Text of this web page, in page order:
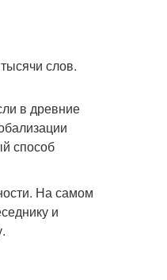
слов.
в древние
способ
На самом
и